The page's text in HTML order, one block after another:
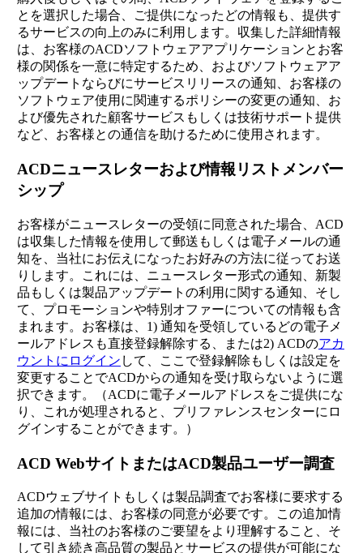
とを選択した場合、ご提供になったどの情報も、提供す
るサービスの向上のみに利用します。収集した詳細情報
は、お客様のACDソフトウェアアプリケーションとお客
様の関係を一意に特定するため、およびソフトウェアア
ップデートならびにサービスリリースの通知、お客様の
ソフトウェア使用に関連するポリシーの変更の通知、お
よび優先された顧客サービスもしくは技術サポート提供
など、お客様との通信を助けるために使用されます。
ACDニュースレターおよび情報リストメンバー
シップ
お客様がニュースレターの受領に同意された場合、ACD
は収集した情報を使用して郵送もしくは電子メールの通
知を、当社にお伝えになったお好みの方法に従ってお送
りします。これには、ニュースレター形式の通知、新製
品もしくは製品アップデートの利用に関する通知、そし
て、プロモーションや特別オファーについての情報も含
まれます。お客様は、1) 通知を受領しているどの電子メ
ールアドレスも直接登録解除する、または2) ACDのアカ
ウントにログイン して、ここで登録解除もしくは設定を
変更することでACDからの通知を受け取らないように選
択できます。（ACDに電子メールアドレスをご提供にな
り、これが処理されると、プリファレンスセンターにロ
グインすることができます。）
ACD WebサイトまたはACD製品ユーザー調査
ACDウェブサイトもしくは製品調査でお客様に要求する
追加の情報には、お客様の同意が必要です。この追加情
報には、当社のお客様のご要望をより理解すること、そ
して引き続き高品質の製品とサービスの提供が可能にな